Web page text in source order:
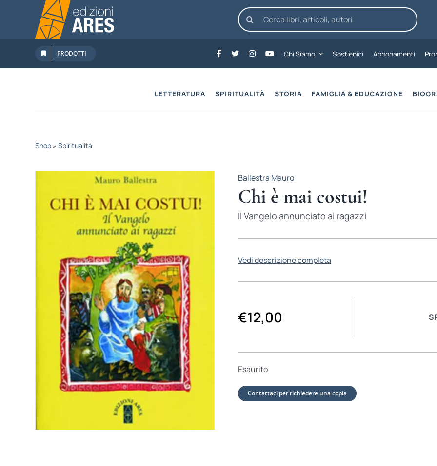
contenuto
Cerca
per:
PRODOTTI Chi Siamo Sostienici Abbonamenti
LETTERATURA SPIRITUALITÀ STORIA FAMIGLIA & EDUCAZIONE
Shop» Spiritualità
Ballestra Mauro
Chi è mai costui!
Il Vangelo annunciato ai ragazzi
Vedi descrizione completa
€12,00
Esaurito
Contattaci per richiedere una copia